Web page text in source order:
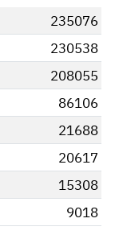
235076
230538
208055
86106
21688
20617
15308
9018